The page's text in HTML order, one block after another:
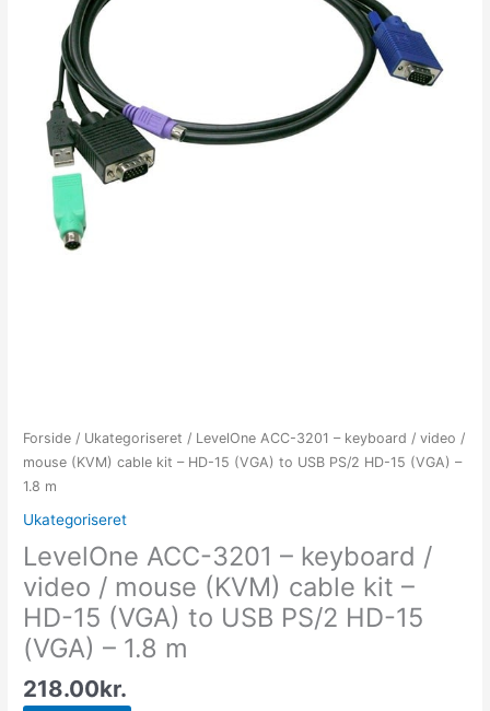
Forside / Ukategoriseret / LevelOne ACC-3201 – keyboard / video /
mouse (KVM) cable kit – HD-15 (VGA) to USB PS/2 HD-15 (VGA) –
1.8 m
Ukategoriseret
LevelOne ACC-3201 – keyboard /
video / mouse (KVM) cable kit –
HD-15 (VGA) to USB PS/2 HD-15
(VGA) – 1.8 m
218.00kr.